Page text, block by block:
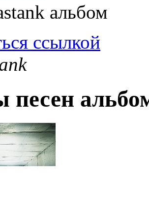
альбом
ссылкой
песен